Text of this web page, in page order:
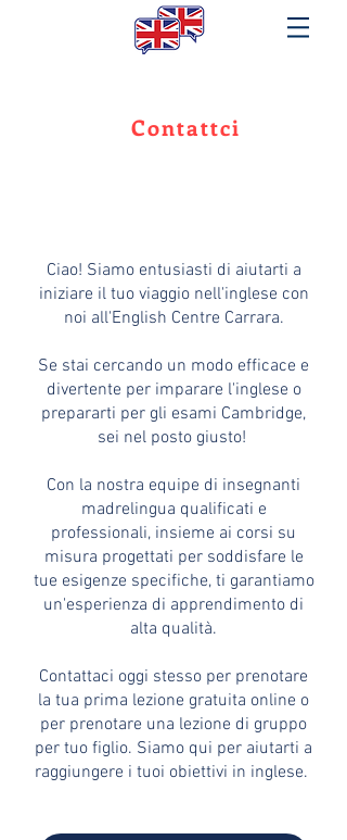
Contattci
Ciao! Siamo entusiasti di aiutarti a
iniziare il tuo viaggio nell'inglese con
noi all'English Centre Carrara.
Se stai cercando un modo efficace e
divertente per imparare l'inglese o
prepararti per gli esami Cambridge,
sei nel posto giusto!
Con la nostra equipe di insegnanti
madrelingua qualificati e
professionali, insieme ai corsi su
misura progettati per soddisfare le
tue esigenze specifiche, ti garantiamo
un'esperienza di apprendimento di
alta qualità.
Contattaci oggi stesso per prenotare
la tua prima lezione gratuita online o
per prenotare una lezione di gruppo
per tuo figlio. Siamo qui per aiutarti a
raggiungere i tuoi obiettivi in inglese.